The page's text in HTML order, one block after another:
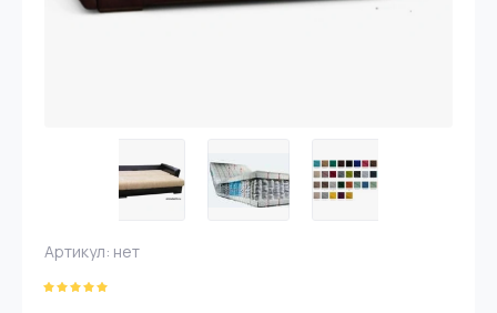
Артикул: нет